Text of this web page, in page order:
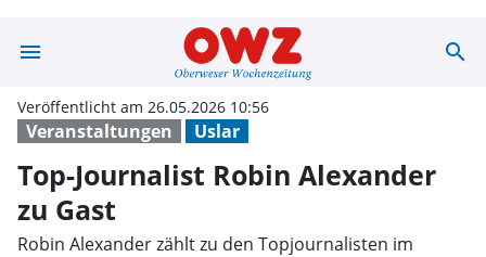
menu Top-Journalistsearch
Veranstaltungen Uslar
Veröffentlicht am 26.05.2026 10:56
Top-Journalist Robin Alexander
zu Gast
Robin Alexander zählt zu den Topjournalisten im